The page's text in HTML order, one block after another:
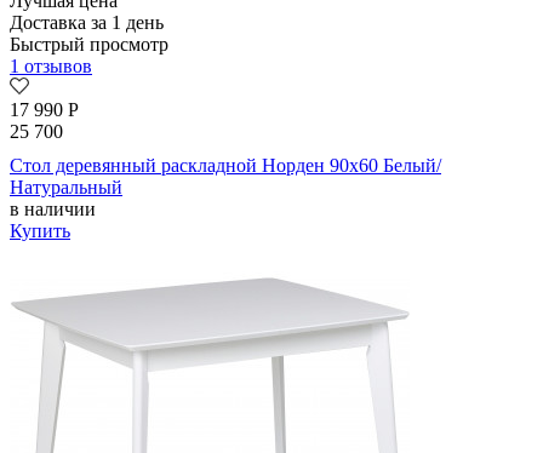
Доставка за 1 день
Быстрый просмотр
1 отзывов
17 990 Р
25 700
Стол деревянный раскладной Норден 90х60 Белый/
Натуральный
в наличии
Купить